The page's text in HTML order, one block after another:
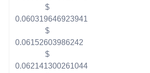
$
0.060319646923941
$
0.06152603986242
$
0.062141300261044